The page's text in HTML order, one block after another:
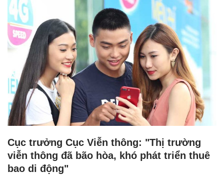
Cục trưởng Cục Viễn thông: "Thị trường
viễn thông đã bão hòa, khó phát triển thuê
bao di động"